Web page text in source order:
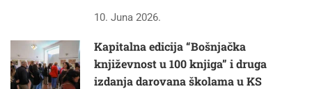
10. Juna 2026.
Kapitalna edicija “Bošnjačka
književnost u 100 knjiga” i druga
izdanja darovana školama u KS